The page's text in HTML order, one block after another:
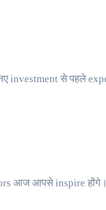
investment से पहले
आज आपसे inspire होंगे।